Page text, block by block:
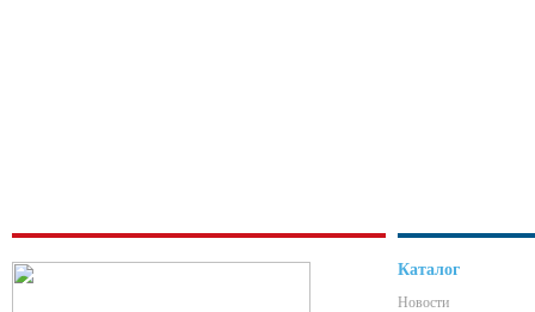
Каталог
Новости